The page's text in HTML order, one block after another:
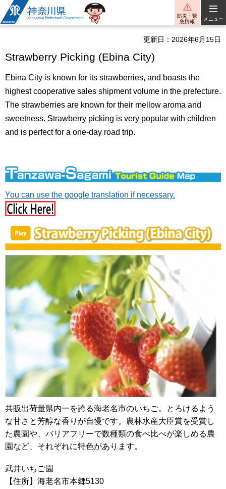
神奈川県
防災・緊
急情報
メニュー
更新日：2026年6月15日
Strawberry Picking (Ebina City)
Ebina City is known for its strawberries, and boasts the
highest cooperative sales shipment volume in the prefecture.
The strawberries are known for their mellow aroma and
sweetness. Strawberry picking is very popular with children
and is perfect for a one-day road trip.
You can use the google translation if necessary.
共販出荷量県内一を誇る海老名市のいちご。とろけるよう
な甘さと芳醇な香りが自慢です。農林水産大臣賞を受賞し
た農園や、バリアフリーで数種類の食べ比べが楽しめる農
園など、それぞれに特色があります。
武井いちご園
【住所】海老名市本郷5130